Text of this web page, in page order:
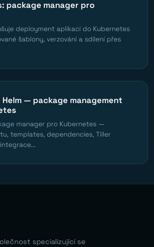
package manager pro
deployment aplikací do Kubernetes
šablony, verzování a sdílení přes
— package management
manager pro Kubernetes —
templates, dependencies, Tiller
specializující se